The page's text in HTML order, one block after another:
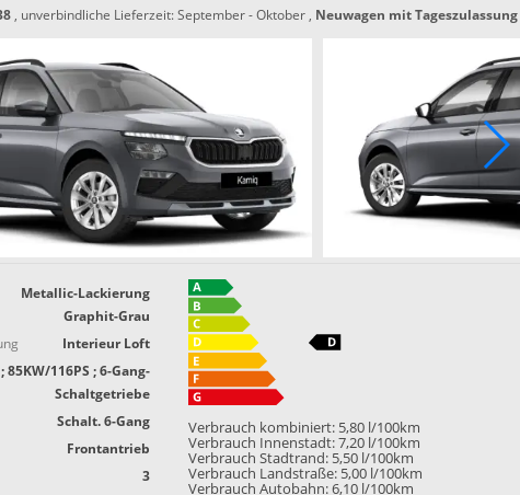
, unverbindliche Lieferzeit: September - Oktober , Neuwagen mit Tageszulassung
Metallic-Lackierung
Graphit-Grau
Interieur Loft
85KW/116PS ; 6-Gang-
Schaltgetriebe
Schalt. 6-Gang
Frontantrieb
3
Verbrauch kombiniert: 5,80 l/100km
Verbrauch Innenstadt: 7,20 l/100km
Verbrauch Stadtrand: 5,50 l/100km
Verbrauch Landstraße: 5,00 l/100km
Verbrauch Autobahn: 6,10 l/100km